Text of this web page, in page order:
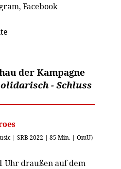
, Facebook
der Kampagne
- Schluss
| SRB 2022 | 85 Min. | OmU)
Uhr draußen auf dem